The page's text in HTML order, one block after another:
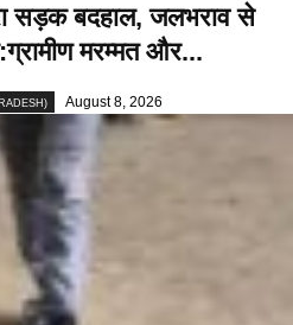
सड़क बदहाल, जलभराव से
मरम्मत और...
August 8, 2026